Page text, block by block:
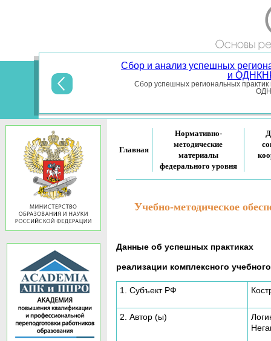
Сбор и анализ успешных
и
Сбор успешных региональных
Главная
Нормативно-
методические
материалы
федерального уровня
Учебно-методическое
Данные об успешных практиках
реализации комплексного
1. Субъект РФ
2. Автор (ы)